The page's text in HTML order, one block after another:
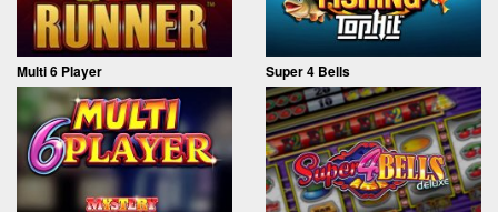
Multi 6 Player Super 4 Bells